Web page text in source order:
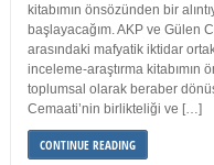
kitabımın önsözünden bir
başlayacağım. AKP ve Gülen
arasındaki mafyatik iktidar
inceleme-araştırma kitabımın
toplumsal olarak beraber
Cemaati’nin birlikteliği ve […]
CONTINUE READING